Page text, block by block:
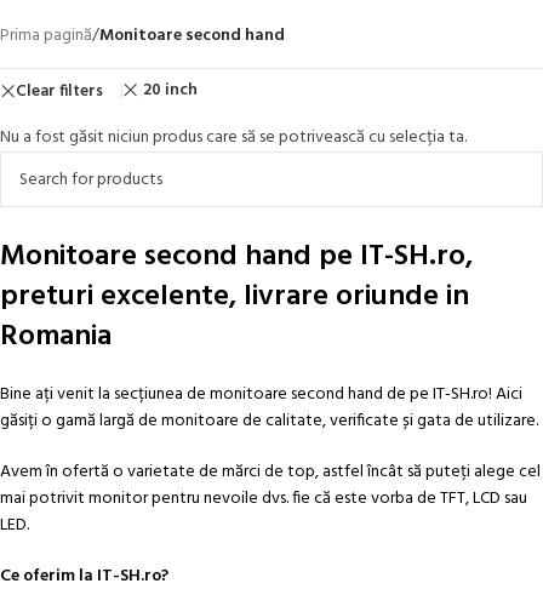
Prima pagină/Monitoare second hand
Clear filters 20 inch
Nu a fost găsit niciun produs care să se potrivească cu selecția ta.
Monitoare second hand pe IT-SH.ro,
preturi excelente, livrare oriunde in
Romania
Bine ați venit la secțiunea de monitoare second hand de pe IT-SH.ro! Aici
găsiți o gamă largă de monitoare de calitate, verificate și gata de utilizare.
Avem în ofertă o varietate de mărci de top, astfel încât să puteți alege cel
mai potrivit monitor pentru nevoile dvs. fie că este vorba de TFT, LCD sau
LED.
Ce oferim la IT-SH.ro?